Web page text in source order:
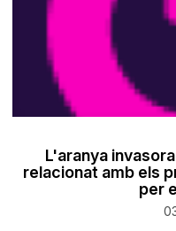
L'aranya
relacionat amb els
per